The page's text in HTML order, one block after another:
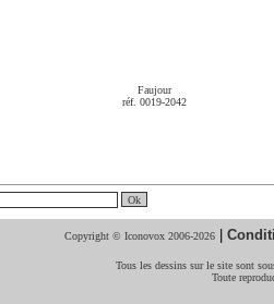
Faujour
réf. 0019-2042
Copyright © Iconovox 2006-2026 |
Tous les dessins sur le site sont
Toute